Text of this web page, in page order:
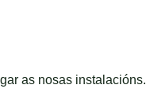
as nosas instalacións.